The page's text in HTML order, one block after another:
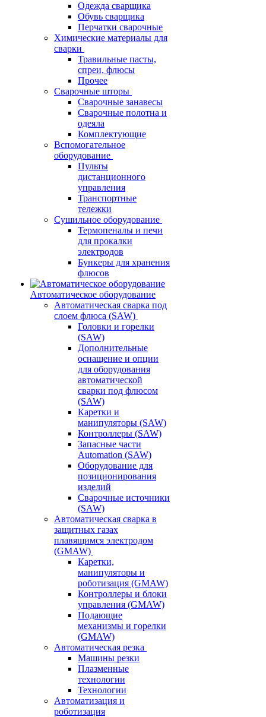
Одежда сварщика
Обувь сварщика
Перчатки сварочные
Химические материалы для
сварки
Травильные пасты,
спреи, флюсы
Прочее
Сварочные шторы
Сварочные занавесы
Сварочные полотна и
одеяла
Комплектующие
Вспомогательное
оборудование
Пульты
дистанционного
управления
Транспортные
тележки
Сушильное оборудование
Термопеналы и печи
для прокалки
электродов
Бункеры для хранения
флюсов
Автоматическое оборудование
Автоматическая сварка под
слоем флюса (SAW)
Головки и горелки
(SAW)
Дополнительные
оснащение и опции
для оборудования
автоматической
сварки под флюсом
(SAW)
Каретки и
манипуляторы (SAW)
Контроллеры (SAW)
Запасные части
Automation (SAW)
Оборудование для
позиционирования
изделий
Сварочные источники
(SAW)
Автоматическая сварка в
защитных газах
плавящимся электродом
(GMAW)
Каретки,
манипуляторы и
роботизация (GMAW)
Контроллеры и блоки
управления (GMAW)
Подающие
механизмы и горелки
(GMAW)
Автоматическая резка
Машины резки
Плазменные
технологии
Технологии
Автоматизация и
роботизация